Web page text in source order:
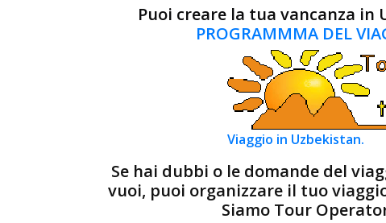
Puoi creare la tua vancanza in
PROGRAMMMA DEL
Viaggio in Uzbekistan.
Se hai dubbi o le domande del
vuoi, puoi organizzare il tuo
Siamo Tour